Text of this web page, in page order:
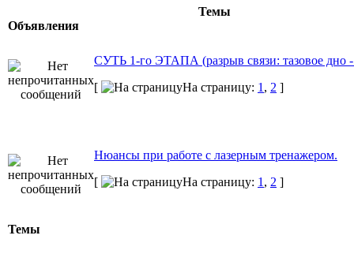
Темы
Объявления
СУТЬ 1-го ЭТАПА (разрыв связи: тазовое дно
[
На страницу: 1 , 2 ]
Нюансы при работе с лазерным тренажером.
[
На страницу: 1 , 2 ]
Темы